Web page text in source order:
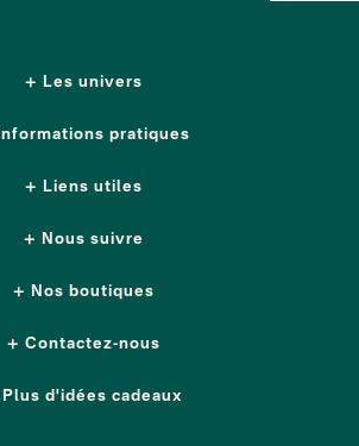
Les univers
Informations pratiques
Liens utiles
Nous suivre
Nos boutiques
Contactez-nous
Plus d'idées cadeaux